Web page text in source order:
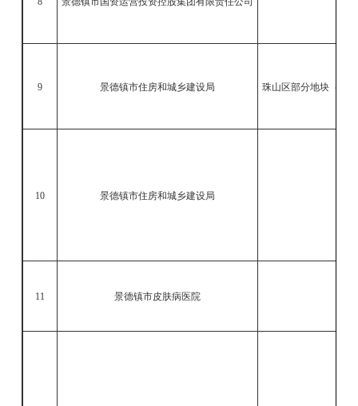
9 景德镇市住房和城乡建设局 珠山区部分地块（大
10 景德镇市住房和城乡建设局
11 景德镇市皮肤病医院